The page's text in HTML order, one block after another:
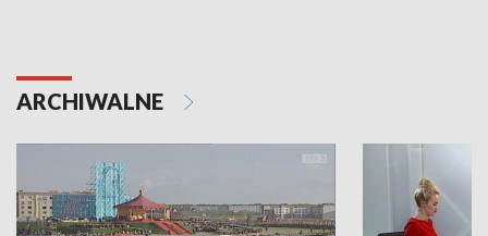
ARCHIWALNE